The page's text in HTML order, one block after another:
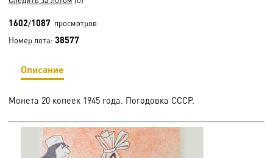
1602/1087 просмотров
Номер лота: 38577
Описание
Монета 20 копеек 1945 года. Погодовка СССР.